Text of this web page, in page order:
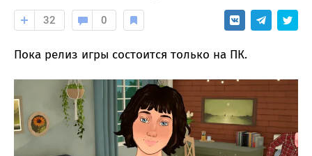
32 0
Пока релиз игры состоится только на ПК.